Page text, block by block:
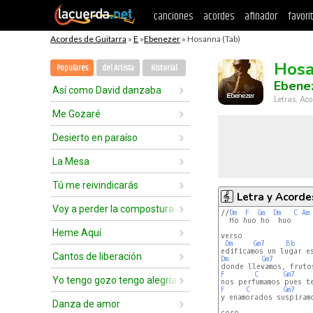
canciones acordes afinador
Acordes de Guitarra » E »Ebenezer » Hosanna (Tab)
Populares del Artista Historial
Así como David danzaba
Me Gozaré
Desierto en paraíso
La Mesa
Tú me reivindicarás
Voy a perder la compostura delante de ti
Heme Aquí
Cantos de liberación
Yo tengo gozo tengo alegría
Danza de amor
Letras,
Letra y
//Dm F Gm Dm C Am
  Ho huo ho  huo
verso
Dm
Gm7 Bb
Dm
Gm7
F
C Gm7
F
C Gm7
y enamorados